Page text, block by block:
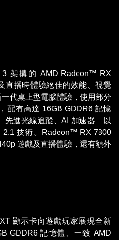
架構的 AMD Radeon™ RX
直播時體驗絕佳的效能、視覺
代桌上型電腦體驗，使用部分
配有高達 16GB GDDR6 記憶
先進光線追蹤、AI 加速器，以
技術。Radeon™ RX 7800
遊戲及直播體驗，還有額外
顯示卡向遊戲玩家展現全新
GDDR6 記憶體、一致 AMD